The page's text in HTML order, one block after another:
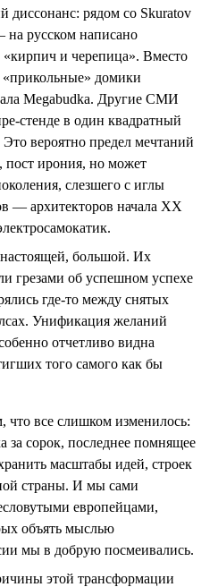
диссонанс: рядом со Skuratov
на русском написано
и черепица». Вместо
домики
Megabudka. Другие СМИ
стенде в один квадратный
Это вероятно предел мечтаний
пост ирония, но может
слезшего с иглы
— архитекторов начала ХХ
большой. Их
грезами об успешном успехе
где-то между снятых
Унификация желаний
отчетливо видна
того самого как бы
все слишком изменилось:
за сорок, последнее помнящее
масштабы идей, строек
страны. И мы сами
европейцами,
объять мыслью
мы в добрую посмеивались.
этой трансформации